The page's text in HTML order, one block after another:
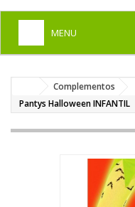
MENU
DISFRACES PARA ADULTOS
Complementos
Pantys Halloween INFANTIL